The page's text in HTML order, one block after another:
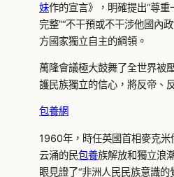
妹作的宣言》，明確提出“尊
完整”“不干預或不干涉他國內
方國家獨立自主的綱領。
萬隆會議極大鼓舞了全世界被
護民族獨立的信心，將反帝、
包養網
1960年，時任英國首相麥克
云涌的民包養族解放和獨立浪
眼見證了“非洲人民民族意識的